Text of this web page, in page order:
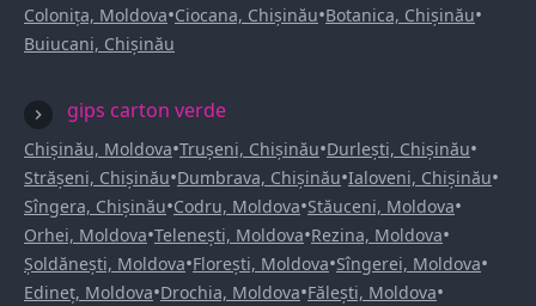
Colonița, Moldova•Ciocana, Chișinău•Botanica, Chișinău•
Buiucani, Chișinău
gips carton verde
Chișinău, Moldova•Trușeni, Chișinău•Durlești, Chișinău•
Strășeni, Chișinău•Dumbrava, Chișinău•Ialoveni, Chișinău•
Sîngera, Chișinău•Codru, Moldova•Stăuceni, Moldova•
Orhei, Moldova•Telenești, Moldova•Rezina, Moldova•
Șoldănești, Moldova•Florești, Moldova•Sîngerei, Moldova•
Edineț, Moldova•Drochia, Moldova•Fălești, Moldova•